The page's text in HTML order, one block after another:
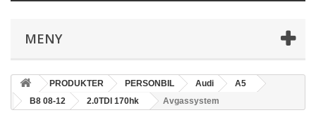
MENY
PRODUKTER PERSONBIL Audi
A5
B8 08-12
2.0TDI 170hk Avgassystem